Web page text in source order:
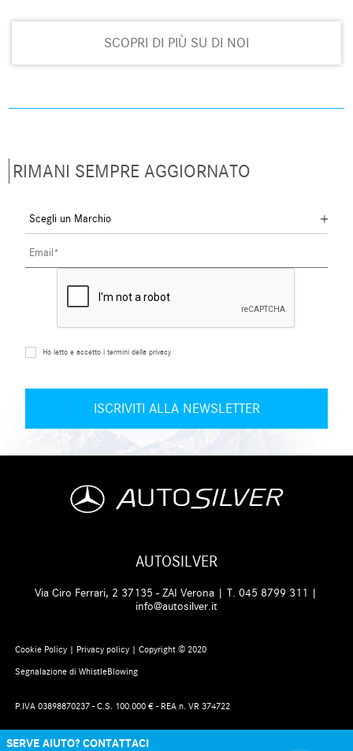
SERVE AIUTO? CONTATTACI
SCOPRI DI PIÙ SU DI NOI
RIMANI SEMPRE AGGIORNATO
Ho letto e accetto i termini della privacy
AUTOSILVER
Via Ciro Ferrari, 2 37135 - ZAI Verona | T.045 8799 311 |
info@autosilver.it
Cookie Policy | Privacy policy| Copyright © 2020
Segnalazione di WhistleBlowing
P.IVA 03898870237 - C.S. 100.000 € - REA n. VR 374722